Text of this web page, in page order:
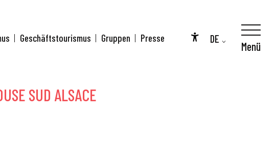
Accessibilité
DE
Geschäftstourismus Gruppen Presse
Menü
SUD ALSACE